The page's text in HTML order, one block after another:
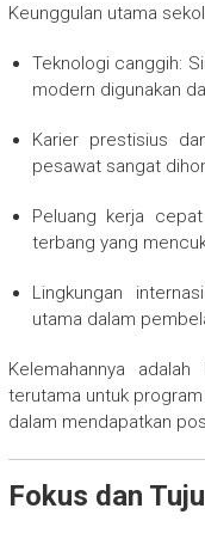
Keunggulan utama
Teknologi canggih:
modern digunakan
Karier prestisius
pesawat sangat
Peluang kerja
terbang yang
Lingkungan
utama dalam
Kelemahannya
terutama untuk
dalam mendapatkan
Fokus dan